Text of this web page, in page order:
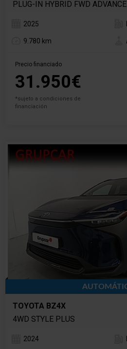
PLUG-IN HYBRID FWD ADVANCE
2025
9.780 km
Precio financiado
31.950€
*sujeto a condiciones de
financiación
TOYOTA BZ4X
4WD STYLE PLUS
2024